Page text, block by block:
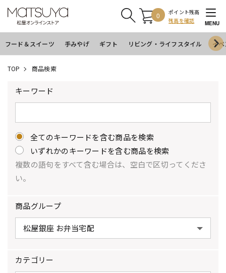
0
ポイント残高
残高を確認
MENU
フード＆スイーツ 手みやげ ギフト リビング・ライフスタイル イ
TOP 商品検索
キーワード
全てのキーワードを含む商品を検索
いずれかのキーワードを含む商品を検索
複数の語句をすべて含む場合は、空白で区切ってくださ
い。
商品グループ
カテゴリー